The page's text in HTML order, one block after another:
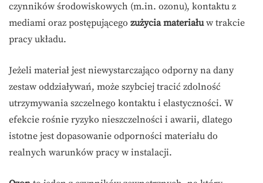
czynników środowiskowych (m.in. ozonu), kontaktu z
mediami oraz postępującego zużycia materiałuw trakcie
pracy układu.
Jeżeli materiał jest niewystarczająco odporny na dany
zestaw oddziaływań, może szybciej tracić zdolność
utrzymywania szczelnego kontaktu i elastyczności. W
efekcie rośnie ryzyko nieszczelności i awarii, dlatego
istotne jest dopasowanie odporności materiału do
realnych warunków pracy w instalacji.